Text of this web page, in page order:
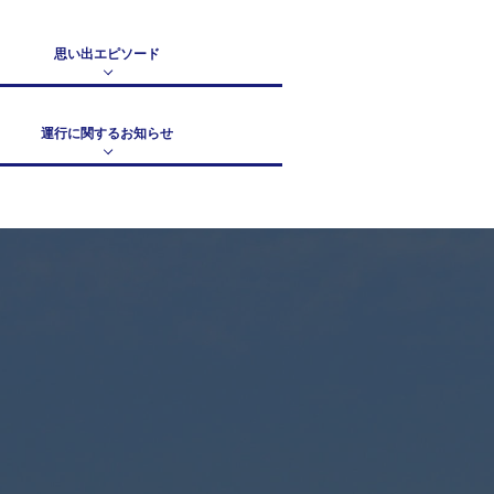
思い出エピソード
運行に関するお知らせ